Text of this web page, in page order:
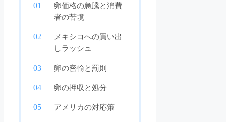
卵価格の急騰と消費
者の苦境
メキシコへの買い出
しラッシュ
卵の密輸と罰則
卵の押収と処分
アメリカの対応策